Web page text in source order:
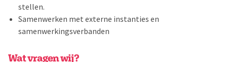
stellen.
Samenwerken met externe instanties en
samenwerkingsverbanden
Wat vragen wij?